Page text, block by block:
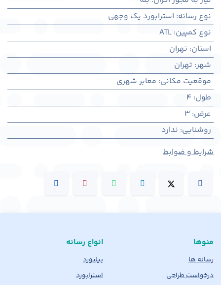
نوع رسانه: استرابورد یک وجهی
نوع کمپین:
ATL
استان: تهران
شهر: تهران
موقعیت مکانی: معابر شهری
طول:
4
عرض:
3
روشنایی: ندارد
شرایط و ضوابط
منوها
رسانه ها
درخواست طراحی
انواع رسانه
بیلبورد
استرابورد